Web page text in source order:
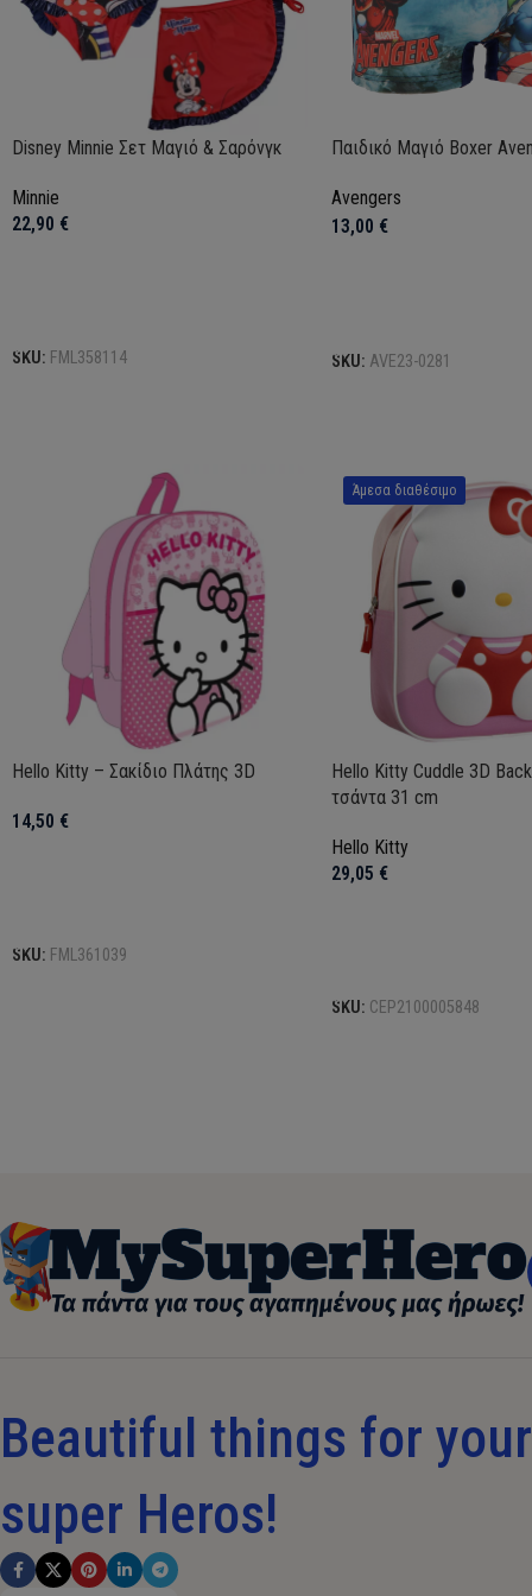
Disney Minnie Σετ Μαγιό & Σαρόνγκ
Minnie
22,90 €
SKU: FML358114
Παιδικό Μαγιό Boxer
Avengers
13,00 €
SKU: AVE23-0281
Hello Kitty – Σακίδιο Πλάτης 3D
14,50 €
SKU: FML361039
Άμεσα διαθέσιμο
Hello Kitty Cuddle 3D
τσάντα 31 cm
Hello Kitty
29,05 €
SKU: CEP2100005848
Beautiful things for
super Heros!